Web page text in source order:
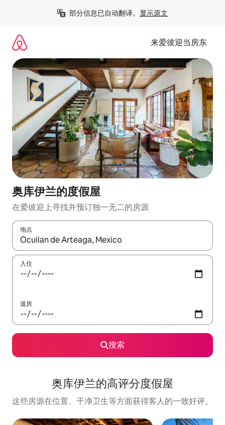
部分信息已自动翻译。 显示原文
来爱彼迎当房东
奥库伊兰的度假屋
在爱彼迎上寻找并预订独一无二的房源
地点
如有搜索结果，请使用上下方向键查看，或通过点击或滑动手势
入住
退房
搜索
奥库伊兰的高评分度假屋
这些房源在位置、干净卫生等方面获得客人的一致好评。